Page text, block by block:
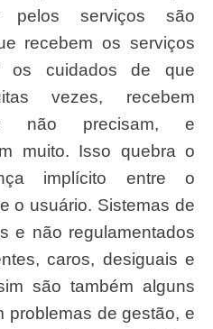
pelos serviços são
recebem os serviços
os cuidados de que
vezes, recebem
não precisam, e
muito. Isso quebra o
implícito entre o
o usuário. Sistemas de
e não regulamentados
caros, desiguais e
são também alguns
problemas de gestão, e